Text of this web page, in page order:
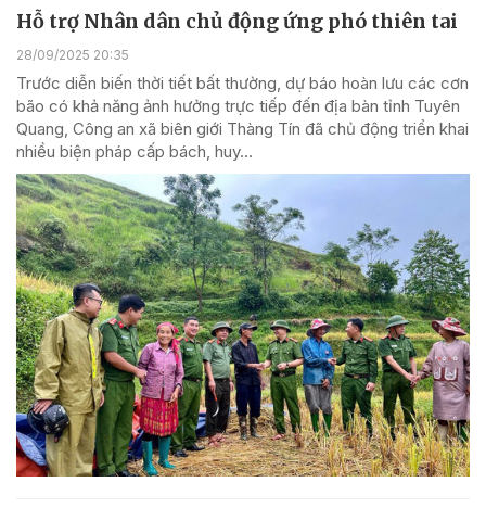
Hỗ trợ Nhân dân chủ động ứng phó thiên tai
28/09/2025 20:35
Trước diễn biến thời tiết bất thường, dự báo hoàn lưu các cơn
bão có khả năng ảnh hưởng trực tiếp đến địa bàn tỉnh Tuyên
Quang, Công an xã biên giới Thàng Tín đã chủ động triển khai
nhiều biện pháp cấp bách, huy...